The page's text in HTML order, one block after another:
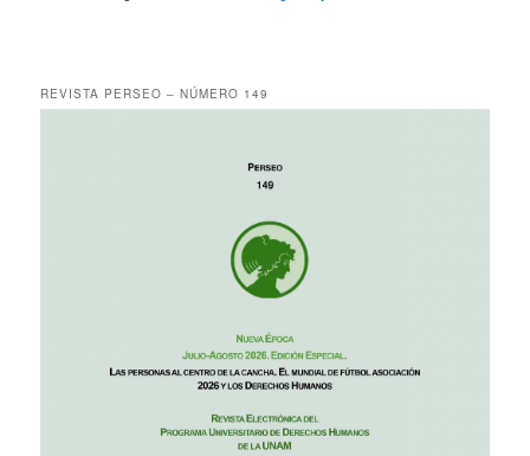
REVISTA PERSEO – NÚMERO 149